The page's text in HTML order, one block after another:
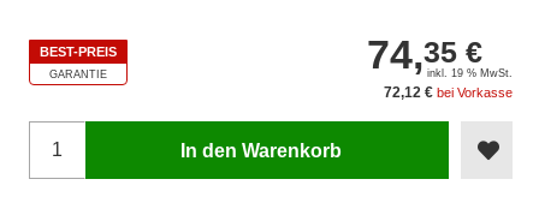
BEST-PREIS
GARANTIE 74,35 €
inkl. 19 % MwSt.
72,12 € bei Vorkasse
In den Warenkorb